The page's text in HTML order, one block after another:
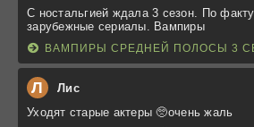
С ностальгией ждала 3 сезон. По
зарубежные сериалы. Вампиры
ВАМПИРЫ СРЕДНЕЙ ПОЛОСЫ 3
Л Лис
Уходят старые актеры 🥺очень жаль